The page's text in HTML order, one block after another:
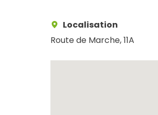
Localisation
Route de Marche, 11A